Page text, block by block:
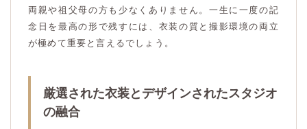
両親や祖父母の方も少なくありません。一生に一度の記
念日を最高の形で残すには、衣装の質と撮影環境の両立
が極めて重要と言えるでしょう。
厳選された衣装とデザインされたスタジオ
の融合